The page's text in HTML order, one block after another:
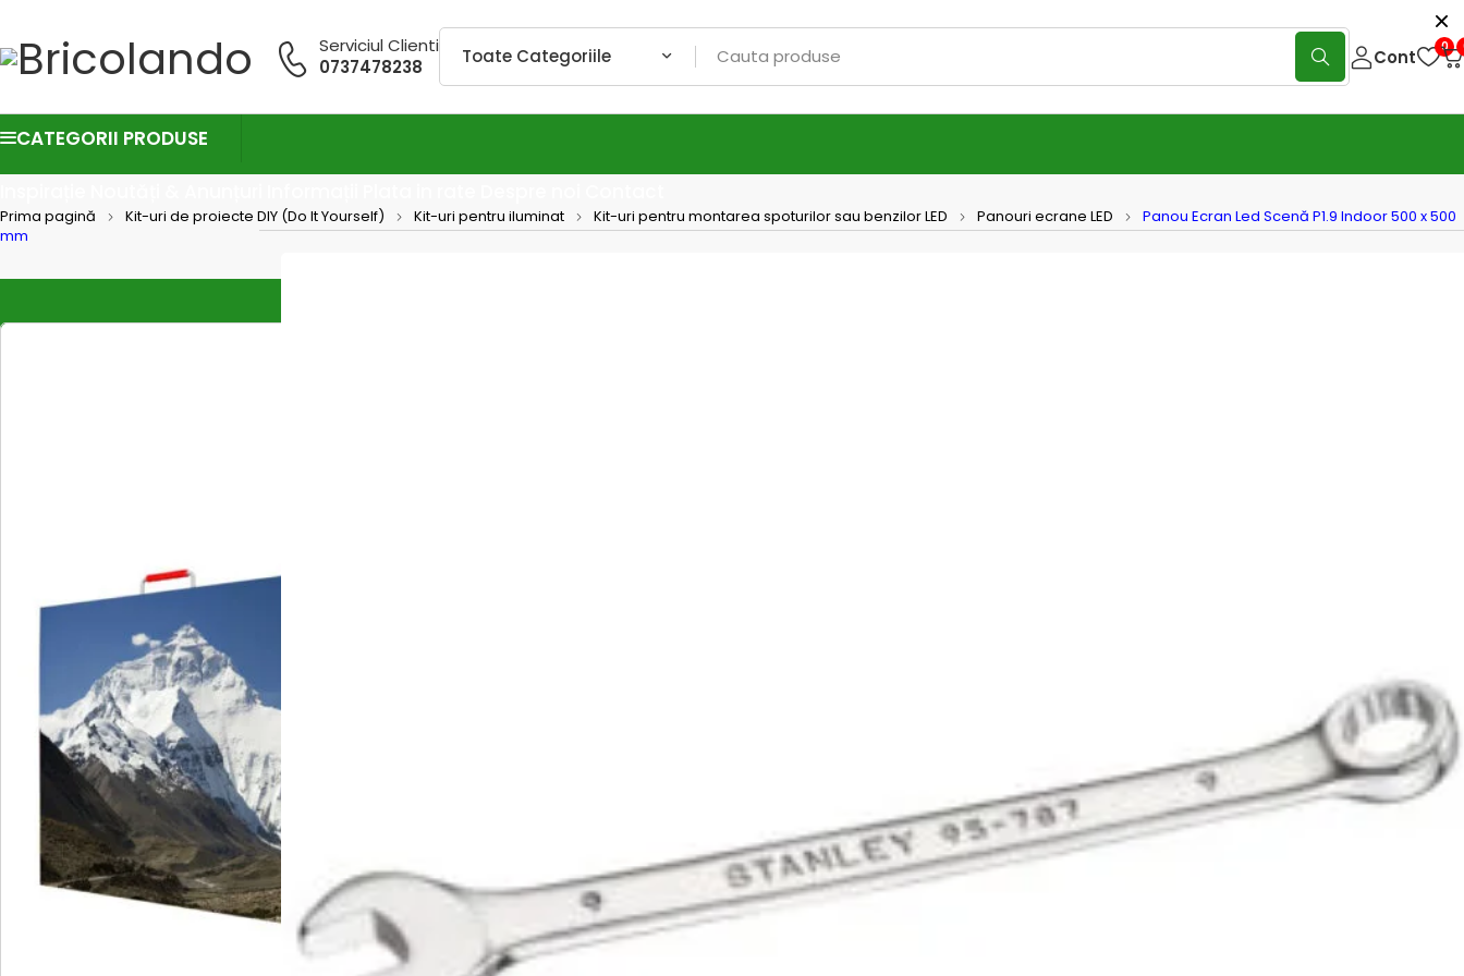
Serviciul Clienti
0737478238
Cont 0
CATEGORII PRODUSE
Prima pagină Kit-uri de proiecte DIY (Do It Yourself) Kit-uri pentru iluminat Kit-uri pentru montarea spoturilor sau benzilor LED Panouri ecrane LED
Panou Ecran Led Scenă P1.9 Indoor 500 x 500
mm